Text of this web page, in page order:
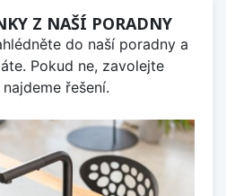
Z NAŠÍ PORADNY
do naší poradny a
Pokud ne, zavolejte
řešení.